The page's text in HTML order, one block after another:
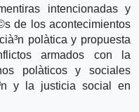
intencionadas y
de los acontecimientos
polà­tica y propuesta
armados con la
polà­ticos y sociales
y la justicia social en